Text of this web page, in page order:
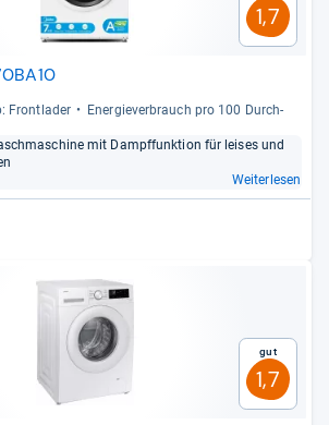
1,7
Front­la­der
Ener­gie­ver­brauch pro 100 Durch­
mit Dampf­funk­tion für lei­ses und
Weiterlesen
Gut
1,7